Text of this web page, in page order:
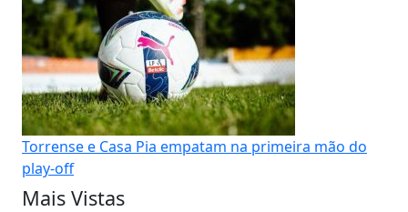
Torrense e Casa Pia empatam na primeira mão do
play-off
Mais Vistas